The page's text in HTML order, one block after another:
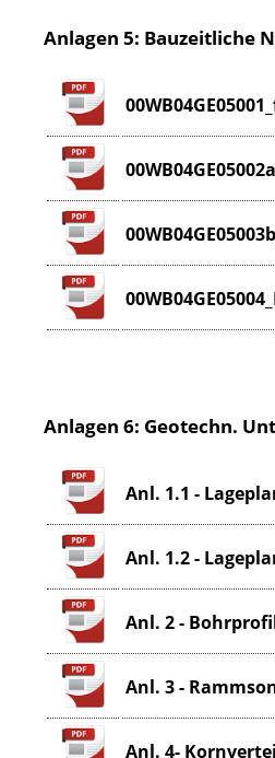
Anlagen 5: Bauzeitliche
Anlagen 6: Geotechn.
Anl. 1.1 -
Anl. 1.2 -
Anl. 2 -
Anl. 3 -
Anl. 4-